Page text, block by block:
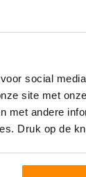
social
site met
met andere
Druk op de